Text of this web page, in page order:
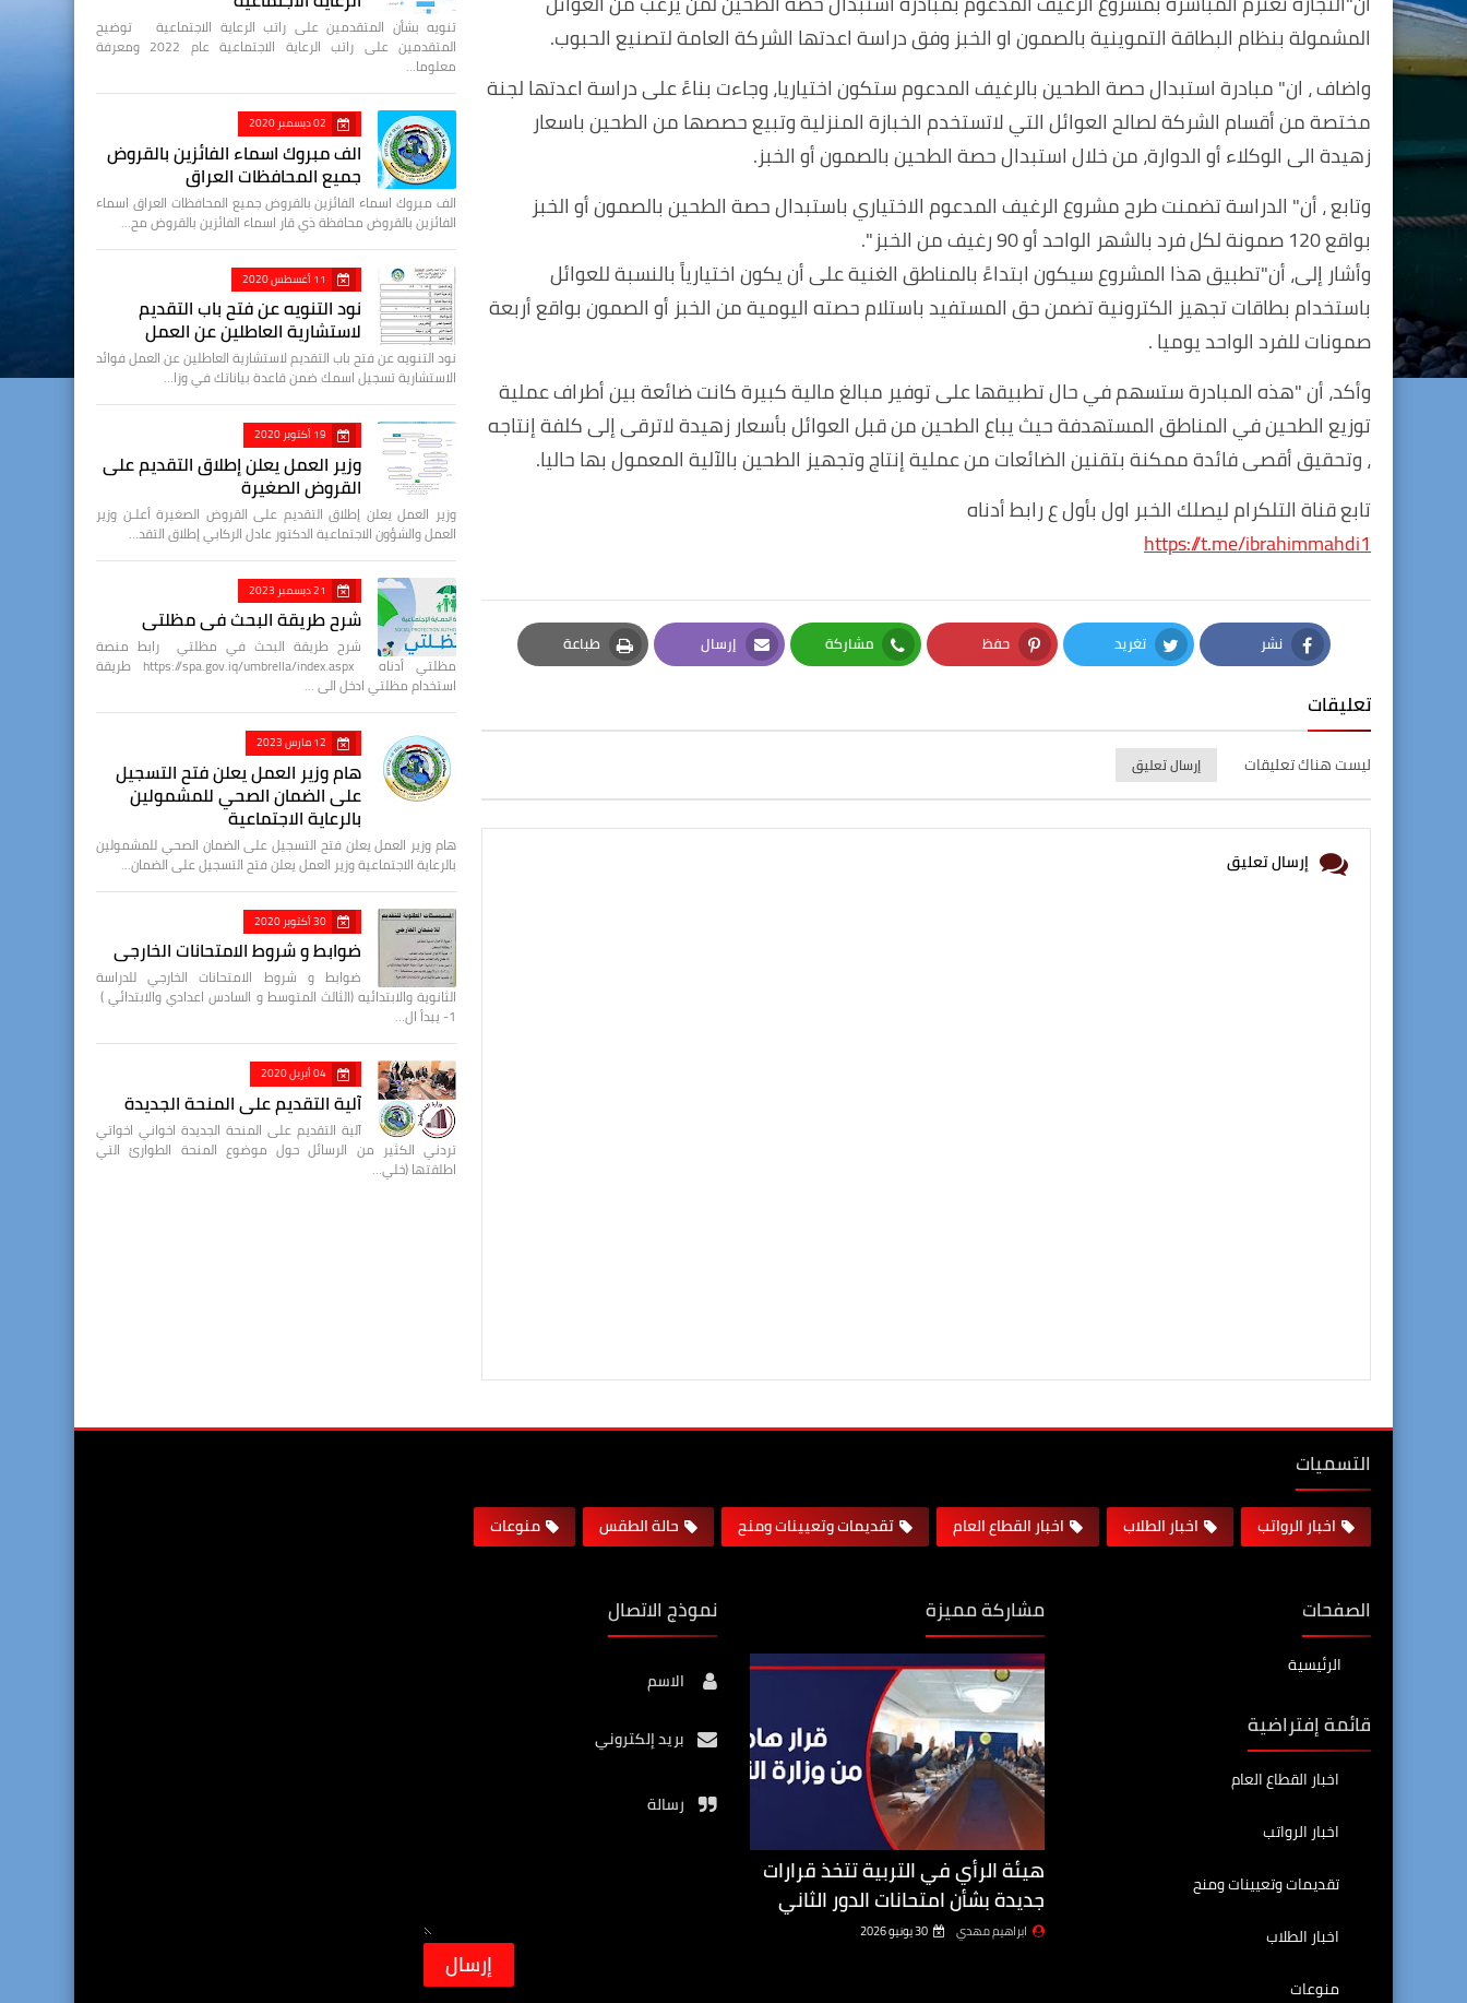
المشمولة بنظام البطاقة التموينية بالصمون او الخبز وفق دراسة اعدتها الشركة العامة لتصنيع الحبوب.
واضاف ، ان" مبادرة استبدال حصة الطحين بالرغيف المدعوم ستكون اختياريا، وجاءت بناءً على دراسة اعدتها لجنة
مختصة من أقسام الشركة لصالح العوائل التي لاتستخدم الخبازة المنزلية وتبيع حصصها من الطحين باسعار
زهيدة الى الوكلاء أو الدوارة، من خلال استبدال حصة الطحين بالصمون أو الخبز.
وتابع ، أن" الدراسة تضمنت طرح مشروع الرغيف المدعوم الاختياري باستبدال حصة الطحين بالصمون أو الخبز
بواقع 120 صمونة لكل فرد بالشهر الواحد أو 90 رغيف من الخبز ".
وأشار إلى، أن"تطبيق هذا المشروع سيكون ابتداءً بالمناطق الغنية على أن يكون اختيارياً بالنسبة للعوائل
باستخدام بطاقات تجهيز الكترونية تضمن حق المستفيد باستلام حصته اليومية من الخبز أو الصمون بواقع أربعة
صمونات للفرد الواحد يوميا .
وأكد، أن "هذه المبادرة ستسهم في حال تطبيقها على توفير مبالغ مالية كبيرة كانت ضائعة بين أطراف عملية
توزيع الطحين في المناطق المستهدفة حيث يباع الطحين من قبل العوائل بأسعار زهيدة لاترقى إلى كلفة إنتاجه
، وتحقيق أقصى فائدة ممكنة بتقنين الضائعات من عملية إنتاج وتجهيز الطحين بالآلية المعمول بها حاليا.
تابع قناة التلكرام ليصلك الخبر اول بأول ع رابط أدناه
https://t.me/ibrahimmahdi1
نشر
Facebook
تغريد
Twitter
حفظ
Pinterest
مشاركة
Whatsapp
إرسال
Email
طباعة
Print
تعليقات
ليست هناك تعليقات إرسال تعليق
إرسال تعليق
تنويه بشأن المتقدمين على راتب الرعاية الاجتماعية توضيح
المتقدمين على راتب الرعاية الاجتماعية عام 2022 ومعرفة
معلوما…
02 ديسمبر 2020
الف مبروك اسماء الفائزين بالقروض
جميع المحافظات العراق
الف مبروك اسماء الفائزين بالقروض جميع المحافظات العراق اسماء
الفائزين بالقروض محافظة ذي قار اسماء الفائزين بالقروض مح…
11 أغسطس 2020
نود التنويه عن فتح باب التقديم
لاستشارية العاطلين عن العمل
نود التنويه عن فتح باب التقديم لاستشارية العاطلين عن العمل فوائد
الاستشارية تسجيل اسمك ضمن قاعدة بياناتك في وزا…
19 أكتوبر 2020
وزير العمل يعلن إطلاق التقديم على
القروض الصغيرة
وزير العمل يعلن إطلاق التقديم على القروض الصغيرة أعلـن وزير
العمل والشؤون الاجتماعية الدكتور عادل الركابي إطلاق التقد…
21 ديسمبر 2023
شرح طريقة البحث في مظلتي
شرح طريقة البحث في مظلتي رابط منصة
مظلتي أدناه https://spa.gov.iq/umbrella/index.aspx طريقة
استخدام مظلتي ادخل الى …
12 مارس 2023
هام وزير العمل يعلن فتح التسجيل
على الضمان الصحي للمشمولين
بالرعاية الاجتماعية
هام وزير العمل يعلن فتح التسجيل على الضمان الصحي للمشمولين
بالرعاية الاجتماعية وزير العمل يعلن فتح التسجيل على الضمان…
30 أكتوبر 2020
ضوابط و شروط الامتحانات الخارجي
ضوابط و شروط الامتحانات الخارجي للدراسة
الثانوية والابتدائيه (الثالث المتوسط و السادس اعدادي والابتدائي )
1- يبدأ ال…
04 أبريل 2020
آلية التقديم على المنحة الجديدة
آلية التقديم على المنحة الجديدة اخواني اخواتي
تردني الكثير من الرسائل حول موضوع المنحة الطوارئ التي
اطلقتها (خلي…
التسميات
اخبار الرواتب اخبار الطلاب اخبار القطاع العام تقديمات وتعيينات ومنح حالة الطقس منوعات
الصفحات
الرئيسية
قائمة إفتراضية
اخبار القطاع العام
اخبار الرواتب
تقديمات وتعيينات ومنح
اخبار الطلاب
منوعات
مشاركة مميزة
هيئة الرأي في التربية تتخذ قرارات
جديدة بشأن امتحانات الدور الثاني
ابراهيم مهدي 30 يونيو 2026
نموذج الاتصال
الاسم
بريد إلكتروني
رسالة